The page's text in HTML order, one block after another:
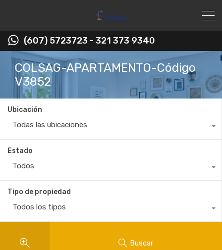
(607) 5723723 - 321 373 9340
COLSAG-APARTAMENTO-Código
V3852
Ubicación
Todas las ubicaciones
Estado
Todos
Tipo de propiedad
Todos los tipos
Buscar